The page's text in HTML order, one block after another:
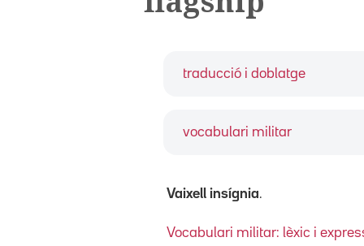
traducció i doblatge
vocabulari militar
Vaixell insígnia.
Vocabulari militar: lèxic i